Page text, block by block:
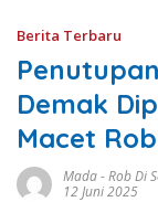
Berita Terbaru
Demak
Macet
Mada-Rob Di
12 Juni 2025